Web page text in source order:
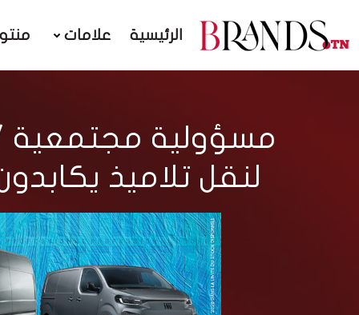
الرئيسية علامات
لنقل تلاميذ